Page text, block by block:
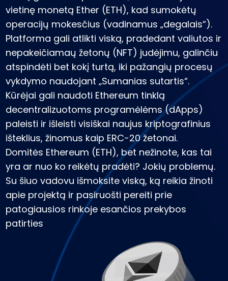
Rask savo kripto strategiją
KriptoEarn
Uždirbkite atlygį už savo turimas kriptovaliutas
Saugykla
Išsaugokite kriptovaliutas ateičiai
Pasikartojantis pirkimas
Reguliariai planuojamos investicijos (ang.DCA)
Įspėjimai apie kainas
Mėgstamų žetonų kainų atnaujinimai realiuoju laiku
Atraskite išteklius
Atraskite investavimo galimybes
Portfelio analizė
Protingos įžvalgos, užtikrinančios optimalų rezultatą
vietinę monetą Ether (ETH), kad sumokėtų
operacijų mokesčius (vadinamus „degalais“).
Platforma gali atlikti viską, pradedant valiutos ir
nepakeičiamaų žetonų (NFT) judėjimu, galinčiu
atspindėti bet kokį turtą, iki pažangių procesų
vykdymo naudojant „Sumanias sutartis“.
Kūrėjai gali naudoti Ethereum tinklą
decentralizuotoms programėlėms (dApps)
paleisti ir išleisti visiškai naujus kriptografinius
išteklius, žinomus kaip ERC-20 žetonai.
Domitės Ethereum (ETH), bet nežinote, kas tai
yra ar nuo ko reikėtų pradėti? Jokių problemų.
Su šiuo vadovu išmoksite viską, ką reikia žinoti
apie projektą ir pasiruošti pereiti prie
patogiausios rinkoje esančios prekybos
patirties